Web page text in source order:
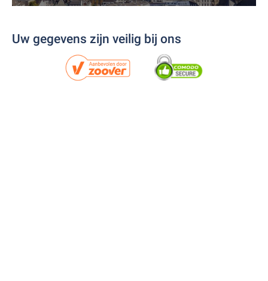
Uw gegevens zijn veilig bij ons